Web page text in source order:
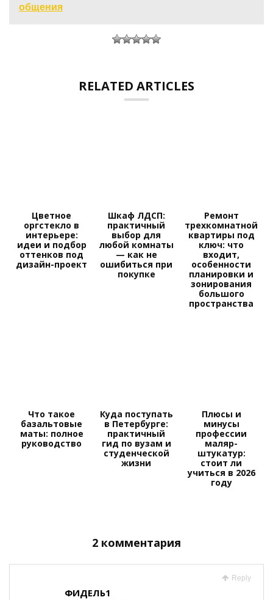
общения
RELATED ARTICLES
Цветное
оргстекло в
интерьере:
идеи и подбор
оттенков под
дизайн-проект
Шкаф ЛДСП:
практичный
выбор для
любой комнаты
— как не
ошибиться при
покупке
Ремонт
трехкомнатной
квартиры под
ключ: что
входит,
особенности
планировки и
зонирования
большого
пространства
Что такое
базальтовые
маты: полное
руководство
Куда поступать
в Петербурге:
практичный
гид по вузам и
студенческой
жизни
Плюсы и
минусы
профессии
маляр-
штукатур:
стоит ли
учиться в 2026
году
2 комментария
Reply
ФИДЕЛЬ1